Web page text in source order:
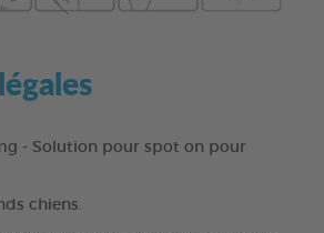
- Solution pour spot on pour
chiens.